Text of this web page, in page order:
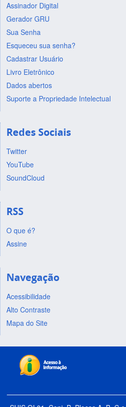
Assinador Digital
Gerador GRU
Sua Senha
Esqueceu sua senha?
Cadastrar Usuário
Livro Eletrônico
Dados abertos
Suporte a Propriedade Intelectual
Redes Sociais
Twitter
YouTube
SoundCloud
RSS
O que é?
Assine
Navegação
Acessibilidade
Alto Contraste
Mapa do Site